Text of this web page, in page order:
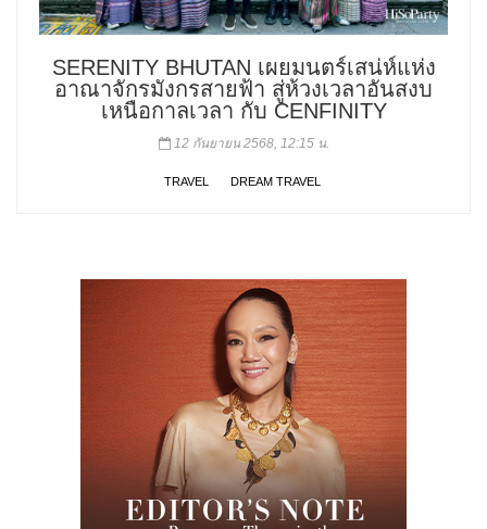
SERENITY BHUTAN เผยมนตร์เสน่ห์แห่ง
อาณาจักรมังกรสายฟ้า สู่ห้วงเวลาอันสงบ
เหนือกาลเวลา กับ CENFINITY
12 กันยายน 2568, 12:15 น.
TRAVEL DREAM TRAVEL